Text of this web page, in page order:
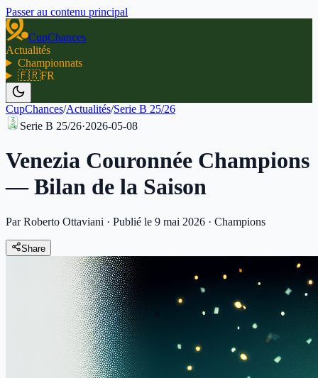
Passer au contenu principal
CupChances
Actualités
Championnats
🇫🇷FR
CupChances/Actualités/Serie B 25/26
Serie B 25/26·2026-05-08
Venezia Couronnée Champions
— Bilan de la Saison
Par Roberto Ottaviani · Publié le 9 mai 2026 · Champions
Share